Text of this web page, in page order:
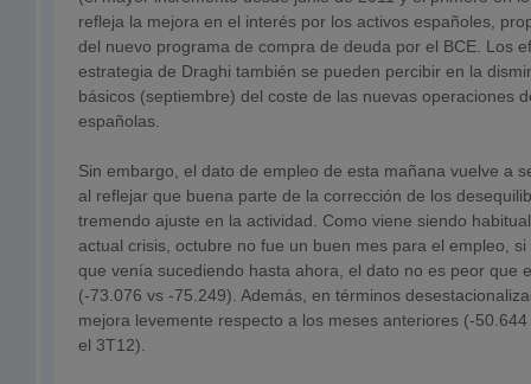
refleja la mejora en el interés por los activos españoles,
del nuevo programa de compra de deuda por el BCE. Los
estrategia de Draghi también se pueden percibir en la
básicos (septiembre) del coste de las nuevas operaciones
españolas.
Sin embargo, el dato de empleo de esta mañana vuelve a
al reflejar que buena parte de la corrección de los
tremendo ajuste en la actividad. Como viene siendo
actual crisis, octubre no fue un buen mes para el empleo,
que venía sucediendo hasta ahora, el dato no es peor que
(-73.076 vs -75.249). Además, en términos
mejora levemente respecto a los meses anteriores (-
el 3T12).